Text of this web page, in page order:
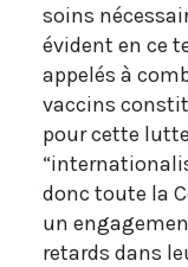
soins
évident en ce
appelés à
vaccins
pour cette
donc toute la
un
retards dans